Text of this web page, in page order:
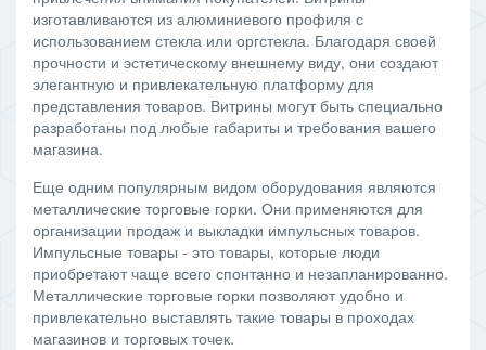
изготавливаются из алюминиевого профиля с
использованием стекла или оргстекла. Благодаря своей
прочности и эстетическому внешнему виду, они создают
элегантную и привлекательную платформу для
представления товаров. Витрины могут быть специально
разработаны под любые габариты и требования вашего
магазина.
Еще одним популярным видом оборудования являются
металлические торговые горки. Они применяются для
организации продаж и выкладки импульсных товаров.
Импульсные товары - это товары, которые люди
приобретают чаще всего спонтанно и незапланированно.
Металлические торговые горки позволяют удобно и
привлекательно выставлять такие товары в проходах
магазинов и торговых точек.